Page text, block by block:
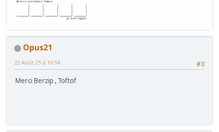
Opus21
#3
22 Août 25 à 10:54
Merci Berzip , Toftof